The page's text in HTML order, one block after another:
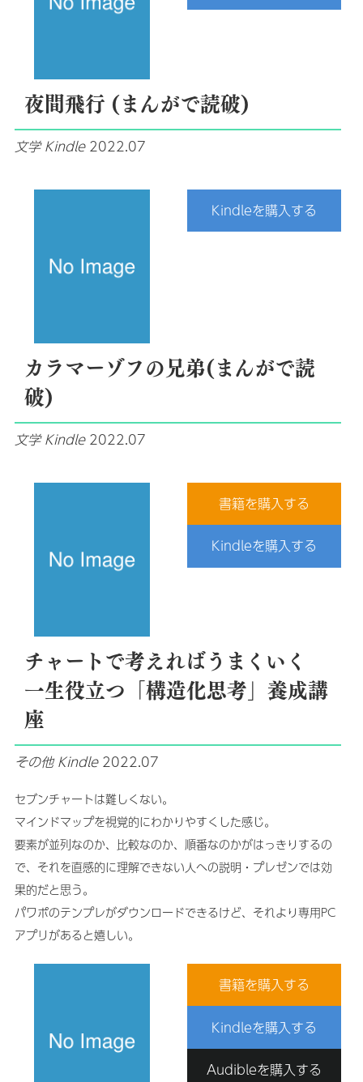
夜間飛行 (まんがで読破)
文学 Kindle 2022.07
Kindleを購入する
カラマーゾフの兄弟(まんがで読
破)
文学 Kindle 2022.07
書籍を購入する
Kindleを購入する
チャートで考えればうまくいく
一生役立つ「構造化思考」養成講
座
その他 Kindle 2022.07
セブンチャートは難しくない。
マインドマップを視覚的にわかりやすくした感じ。
要素が並列なのか、比較なのか、順番なのかがはっきりするの
で、それを直感的に理解できない人への説明・プレゼンでは効
果的だと思う。
パワポのテンプレがダウンロードできるけど、それより専用PC
アプリがあると嬉しい。
書籍を購入する
Kindleを購入する
Audibleを購入する